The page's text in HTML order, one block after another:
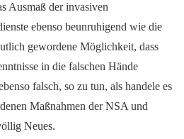
Ausmaß der invasiven
ebenso beunruhigend wie die
gewordene Möglichkeit, dass
in die falschen Hände
falsch, so zu tun, als handele es
Maßnahmen der NSA und
Neues.